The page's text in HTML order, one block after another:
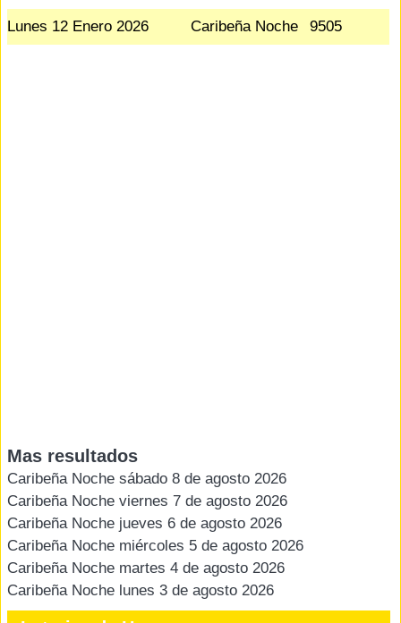
Lunes 12 Enero 2026 Caribeña Noche 9505
Mas resultados
Caribeña Noche sábado 8 de agosto 2026
Caribeña Noche viernes 7 de agosto 2026
Caribeña Noche jueves 6 de agosto 2026
Caribeña Noche miércoles 5 de agosto 2026
Caribeña Noche martes 4 de agosto 2026
Caribeña Noche lunes 3 de agosto 2026